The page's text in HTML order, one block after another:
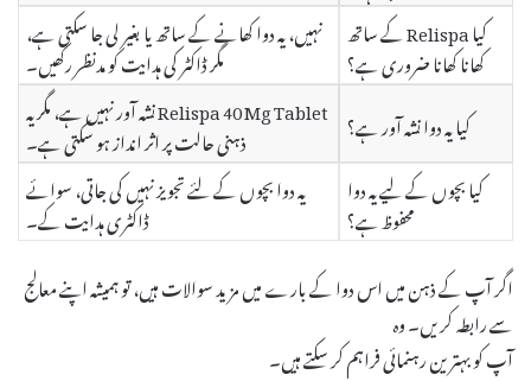
کیا Relispa کے ساتھ
کھانا کھانا ضروری ہے؟
نہیں، یہ دوا کھانے کے ساتھ یا بغیر لی جا سکتی ہے،
مگر ڈاکٹر کی ہدایت کو مدنظر رکھیں۔
کیا یہ دوا نشہ آور ہے؟
Relispa 40 Mg Tablet نشہ آور نہیں ہے، مگر یہ
ذہنی حالت پر اثر انداز ہو سکتی ہے۔
کیا بچوں کے لیے یہ دوا
محفوظ ہے؟
یہ دوا بچوں کے لئے تجویز نہیں کی جاتی، سوائے
ڈاکٹری ہدایت کے۔
اگر آپ کے ذہن میں اس دوا کے بارے میں مزید سوالات ہیں، تو ہمیشہ اپنے معالج
سے رابطہ کریں۔ وہ
آپ کو بہترین رہنمائی فراہم کر سکتے ہیں۔